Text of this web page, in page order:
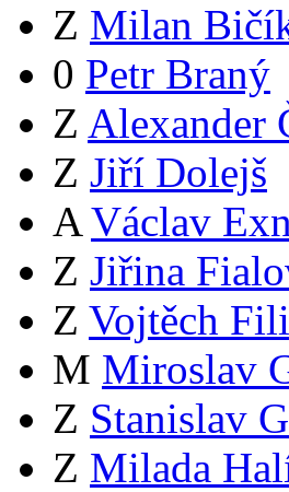
Z Milan
0 Petr Braný
Z Alexander
Z Jiří Dolejš
A Václav
Z Jiřina
Z Vojtěch
M Miroslav
Z Stanislav
Z Milada